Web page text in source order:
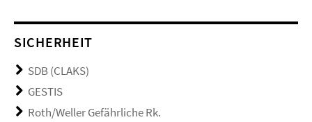
SICHERHEIT
SDB (CLAKS)
GESTIS
Roth/Weller Gefährliche Rk.